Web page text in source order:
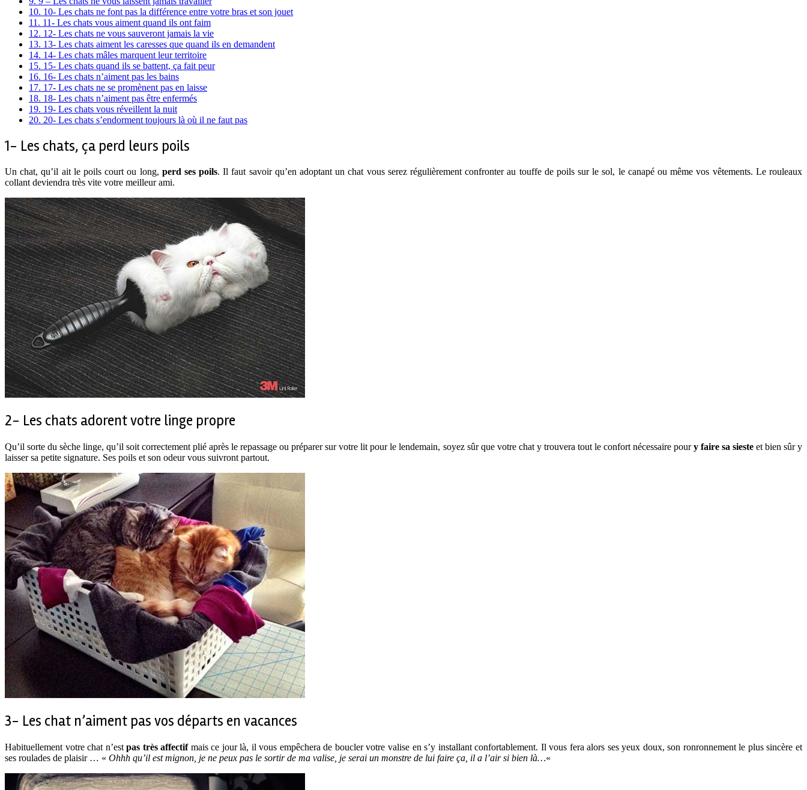
10. 10- Les chats ne font pas la différence entre votre bras et son jouet
11. 11- Les chats vous aiment quand ils ont faim
12. 12- Les chats ne vous sauveront jamais la vie
13. 13- Les chats aiment les caresses que quand ils en demandent
14. 14- Les chats mâles marquent leur territoire
15. 15- Les chats quand ils se battent, ça fait peur
16. 16- Les chats n’aiment pas les bains
17. 17- Les chats ne se promènent pas en laisse
18. 18- Les chats n’aiment pas être enfermés
19. 19- Les chats vous réveillent la nuit
20. 20- Les chats s’endorment toujours là où il ne faut pas
1- Les chats, ça perd leurs poils
Un chat, qu’il ait le poils court ou long, perd ses poils. Il faut savoir qu’en adoptant un chat vous serez régulièrement confronter au touffe de poils sur le sol, le canapé ou même vos vêtements. Le rouleaux
collant deviendra très vite votre meilleur ami.
2- Les chats adorent votre linge propre
Qu’il sorte du sèche linge, qu’il soit correctement plié après le repassage ou préparer sur votre lit pour le lendemain, soyez sûr que votre chat y trouvera tout le confort nécessaire poury faire sa siesteet bien sûr y
laisser sa petite signature. Ses poils et son odeur vous suivront partout.
3- Les chat n’aiment pas vos départs en vacances
Habituellement votre chat n’estpas très affectifmais ce jour là, il vous empêchera de boucler votre valise en s’y installant confortablement. Il vous fera alors ses yeux doux, son ronronnement le plus sincère et
ses roulades de plaisir … « Ohhh qu’il est mignon, je ne peux pas le sortir de ma valise, je serai un monstre de lui faire ça, il a l’air si bien là…«